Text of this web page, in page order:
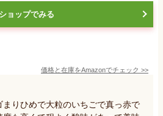
ショップでみる
価格と在庫をAmazonでチェック >>
りひめで大粒のいちごで真っ赤で